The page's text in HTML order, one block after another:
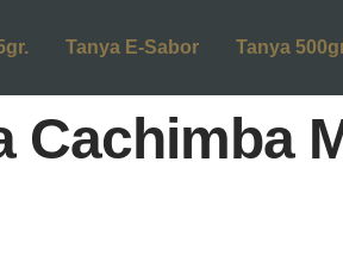
Tanya E-Sabor Tanya
Cachimba